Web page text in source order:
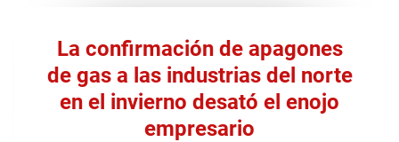
La confirmación de apagones
de gas a las industrias del norte
en el invierno desató el enojo
empresario